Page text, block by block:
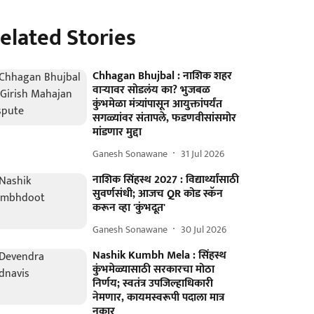
Stories
Chhagan Bhujbal : नाशिक शहर
वाऱ्यावर सोडलंय का? भुजबळ
कुंभमेळा मंत्र्यांपासून आयुक्तांपर्यंत
सगळ्यांवर संतापले, फडणवीसांसमोर
मांडणार मुद्दा
Ganesh Sonawane 31 Jul 2026
नाशिक सिंहस्थ 2027 : विद्यार्थ्यांसाठी
सुवर्णसंधी; आजच QR कोड स्कॅन
करून व्हा 'कुंभदूत'
Ganesh Sonawane 30 Jul 2026
Nashik Kumbh Mela : सिंहस्थ
कुंभमेळ्यासाठी सरकारचा मोठा
निर्णय; स्वतंत्र उपजिल्हाधिकारी
नेमणार, कायमस्वरूपी पदाला मात्र